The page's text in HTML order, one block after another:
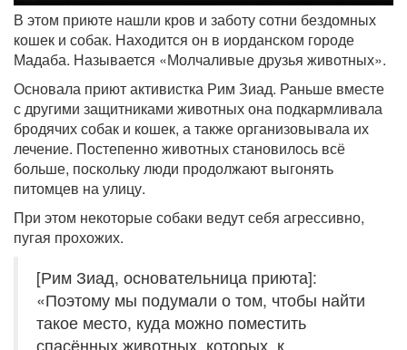
В этом приюте нашли кров и заботу сотни бездомных
кошек и собак. Находится он в иорданском городе
Мадаба. Называется «Молчаливые друзья животных».
Основала приют активистка Рим Зиад. Раньше вместе
с другими защитниками животных она подкармливала
бродячих собак и кошек, а также организовывала их
лечение. Постепенно животных становилось всё
больше, поскольку люди продолжают выгонять
питомцев на улицу.
При этом некоторые собаки ведут себя агрессивно,
пугая прохожих.
[Рим Зиад, основательница приюта]:
«Поэтому мы подумали о том, чтобы найти
такое место, куда можно поместить
спасённых животных, которых, к